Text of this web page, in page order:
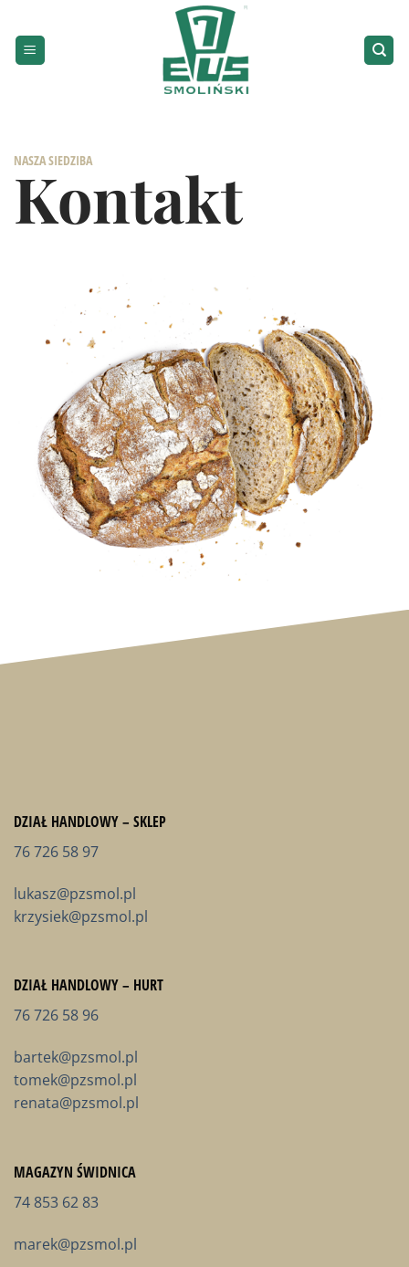
do
zawartości
NASZA SIEDZIBA
Kontakt
DZIAŁ HANDLOWY – SKLEP
76 726 58 97
lukasz@pzsmol.pl
krzysiek@pzsmol.pl
DZIAŁ HANDLOWY – HURT
76 726 58 96
bartek@pzsmol.pl
tomek@pzsmol.pl
renata@pzsmol.pl
MAGAZYN ŚWIDNICA
74 853 62 83
marek@pzsmol.pl